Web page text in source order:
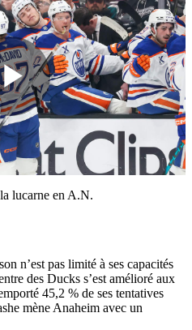
Play
Video
lucarne en A.N.
n’est pas limité à ses capacités
des Ducks s’est amélioré aux
45,2 % de ses tentatives
mène Anaheim avec un